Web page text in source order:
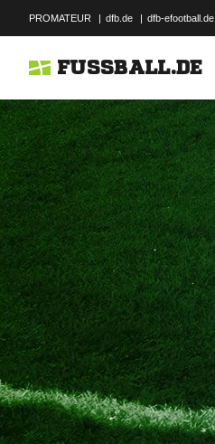
PROMATEUR | dfb.de | dfb-efootball.de
FUSSBALL.DE